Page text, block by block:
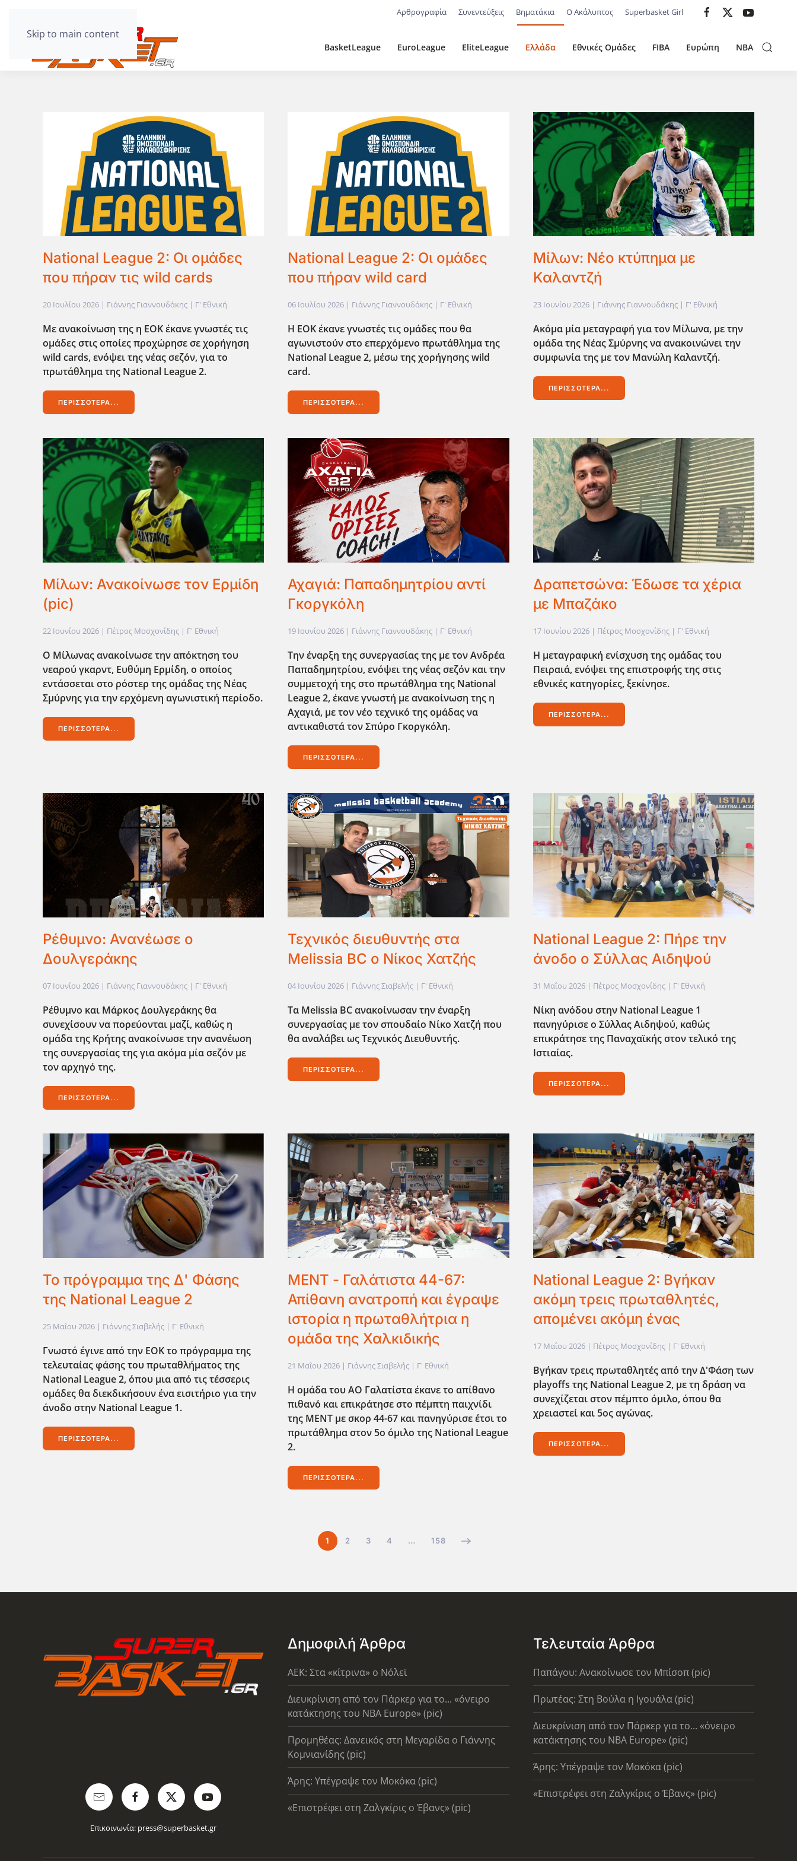
Skip to main content
Αρθρογραφία Συνεντεύξεις Βηματάκια Ο Ακάλυπτος Superbasket Girl
BasketLeague EuroLeague EliteLeague Ελλάδα Εθνικές Ομάδες FIBA Ευρώπη NBA
National League 2: Οι ομάδες
που πήραν τις wild cards
20 Ιουλίου 2026 | Γιάννης Γιαννουδάκης | Γ' Εθνική
Με ανακοίνωση της η ΕΟΚ έκανε γνωστές τις
ομάδες στις οποίες προχώρησε σε χορήγηση
wild cards, ενόψει της νέας σεζόν, για το
πρωτάθλημα της National League2.
ΠΕΡΙΣΣΌΤΕΡΑ...
National League 2: Οι ομάδες
που πήραν wild card
06 Ιουλίου 2026 | Γιάννης Γιαννουδάκης | Γ' Εθνική
Η ΕΟΚ έκανε γνωστές τις ομάδες που θα
αγωνιστούν στο επερχόμενο πρωτάθλημα της
National League2, μέσω της χορήγησης wild
card.
ΠΕΡΙΣΣΌΤΕΡΑ...
Μίλων: Νέο κτύπημα με
Καλαντζή
23 Ιουνίου 2026| Γιάννης Γιαννουδάκης | Γ' Εθνική
Ακόμα μία μεταγραφή για τον Μίλωνα, με την
ομάδα της Νέας Σμύρνης να ανακοινώνει την
συμφωνία της με τον Μανώλη Καλαντζή.
ΠΕΡΙΣΣΌΤΕΡΑ...
Μίλων: Ανακοίνωσε τον Ερμίδη
(pic)
22 Ιουνίου 2026 | Πέτρος Μοσχονίδης | Γ' Εθνική
Ο Μίλωνας ανακοίνωσε την απόκτηση του
νεαρού γκαρντ, Ευθύμη Ερμίδη, ο οποίος
εντάσσεται στο ρόστερ της ομάδας της Νέας
Σμύρνης για την ερχόμενη αγωνιστική περίοδο.
ΠΕΡΙΣΣΌΤΕΡΑ...
Αχαγιά: Παπαδημητρίου αντί
Γκοργκόλη
19 Ιουνίου 2026 | Γιάννης Γιαννουδάκης | Γ' Εθνική
Την έναρξη της συνεργασίας της με τον Ανδρέα
Παπαδημητρίου, ενόψει της νέας σεζόν και την
συμμετοχή της στο πρωτάθλημα της National
League2, έκανε γνωστή με ανακοίνωση της η
Αχαγιά, με τον νέο τεχνικό της ομάδας να
αντικαθιστά τον Σπύρο Γκοργκόλη.
ΠΕΡΙΣΣΌΤΕΡΑ...
Δραπετσώνα: Έδωσε τα χέρια
με Μπαζάκο
17 Ιουνίου 2026| Πέτρος Μοσχονίδης | Γ' Εθνική
Η μεταγραφική ενίσχυση της ομάδας του
Πειραιά, ενόψει της επιστροφής της στις
εθνικές κατηγορίες, ξεκίνησε.
ΠΕΡΙΣΣΌΤΕΡΑ...
Ρέθυμνο: Ανανέωσε ο
Δουλγεράκης
07 Ιουνίου 2026 | Γιάννης Γιαννουδάκης | Γ' Εθνική
Ρέθυμνο και Μάρκος Δουλγεράκης θα
συνεχίσουν να πορεύονται μαζί, καθώς η
ομάδα της Κρήτης ανακοίνωσε την ανανέωση
της συνεργασίας της για ακόμα μία σεζόν με
τον αρχηγό της.
ΠΕΡΙΣΣΌΤΕΡΑ...
Τεχνικός διευθυντής στα
Melissia BC o Nίκος Χατζής
04 Ιουνίου 2026 | Γιάννης Σιαβελής | Γ' Εθνική
Τα Melissia BC ανακοίνωσαν την έναρξη
συνεργασίας με τον σπουδαίο Νίκο Χατζή που
θα αναλάβει ως Τεχνικός Διευθυντής.
ΠΕΡΙΣΣΌΤΕΡΑ...
National League 2: Πήρε την
άνοδο ο Σύλλας Αιδηψού
31 Μαΐου 2026| Πέτρος Μοσχονίδης | Γ' Εθνική
Νίκη ανόδου στην National League 1
πανηγύρισε ο Σ΄υλλας Αιδηψού, καθώς
επικράτησε της Παναχαϊκής στον τελικό της
Ιστιαίας.
ΠΕΡΙΣΣΌΤΕΡΑ...
To πρόγραμμα της Δ' Φάσης
της National League 2
25 Μαΐου 2026 | Γιάννης Σιαβελής | Γ' Εθνική
Γνωστό έγινε από την ΕΟΚ το πρόγραμμα της
τελευταίας φάσης του πρωταθλήματος της
National League 2, όπου μια από τις τέσσερις
ομάδες θα διεκδικήσουν ένα εισιτήριο για την
άνοδο στην National League 1.
ΠΕΡΙΣΣΌΤΕΡΑ...
MΕΝΤ - Γαλάτιστα 44-67:
Απίθανη ανατροπή και έγραψε
ιστορία η πρωταθλήτρια η
ομάδα της Χαλκιδικής
21 Μαΐου 2026 | Γιάννης Σιαβελής | Γ' Εθνική
Η ομάδα του ΑΟ Γαλατίστα έκανε το απίθανο
πιθανό και επικράτησε στο πέμπτη παιχνίδι
της ΜΕΝΤ με σκορ 44-67 και πανηγύρισε έτσι το
πρωτάθλημα στον 5ο όμιλο της National League
2.
ΠΕΡΙΣΣΌΤΕΡΑ...
National League 2: Βγήκαν
ακόμη τρεις πρωταθλητές,
απομένει ακόμη ένας
17 Μαΐου 2026| Πέτρος Μοσχονίδης | Γ' Εθνική
Βγήκαν τρεις πρωταθλητές από την Δ'Φάση των
playoffs της National League 2, με τη δράση να
συνεχίζεται στον πέμπτο όμιλο, όπου θα
χρειαστεί και 5ος αγώνας.
ΠΕΡΙΣΣΌΤΕΡΑ...
1 2 3 4 … 158
Επικοινωνία: press@superbasket.gr
Δημοφιλή Άρθρα
AEK: Στα «κίτρινα» ο Νόλεϊ
Διευκρίνιση από τον Πάρκερ για το... «όνειρο
κατάκτησης του ΝΒΑ Europe» (pic)
Προμηθέας: Δανεικός στη Μεγαρίδα ο Γιάννης
Κομνιανίδης (pic)
Άρης: Υπέγραψε τον Μοκόκα (pic)
«Επιστρέφει στη Ζαλγκίρις ο Έβανς» (pic)
Τελευταία Άρθρα
Παπάγου: Ανακοίνωσε τον Μπίσοπ (pic)
Πρωτέας: Στη Βούλα η Ιγουάλα (pic)
Διευκρίνιση από τον Πάρκερ για το... «όνειρο
κατάκτησης του ΝΒΑ Europe» (pic)
Άρης: Υπέγραψε τον Μοκόκα (pic)
«Επιστρέφει στη Ζαλγκίρις ο Έβανς» (pic)